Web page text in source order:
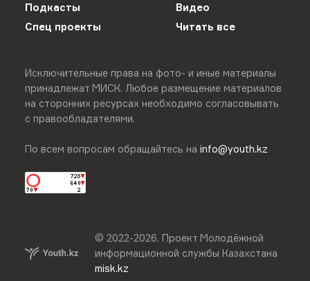
Подкасты
Видео
Спец проекты
Читать все
Исключительные права на фото- и иные материалы
принадлежат МИСК. Любое размещение материалов
на сторонних ресурсах необходимо согласовывать
с правообладателями.
По всем вопросам обращайтесь на info@youth.kz
© 2022-2026.Проект Молодёжной
информационной службы Казахстана
misk.kz